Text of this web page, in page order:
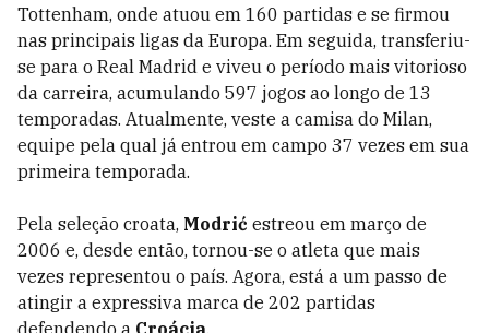
Tottenham, onde atuou em 160 partidas e se firmou
nas principais ligas da Europa. Em seguida, transferiu-
se para o Real Madrid e viveu o período mais vitorioso
da carreira, acumulando 597 jogos ao longo de 13
temporadas. Atualmente, veste a camisa do Milan,
equipe pela qual já entrou em campo 37 vezes em sua
primeira temporada.
Pela seleção croata, Modrić estreou em março de
2006 e, desde então, tornou-se o atleta que mais
vezes representou o país. Agora, está a um passo de
atingir a expressiva marca de 202 partidas
defendendo a Croácia